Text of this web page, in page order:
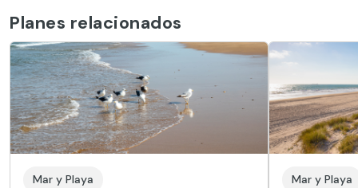
Planes relacionados
Mar y Playa Mar y Playa